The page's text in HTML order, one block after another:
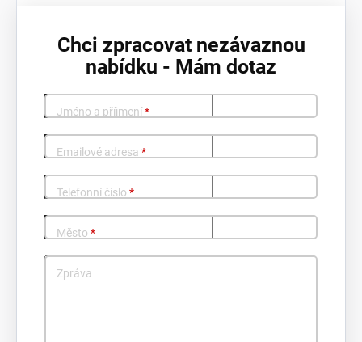
Chci zpracovat nezávaznou
nabídku - Mám dotaz
Jméno a příjmení*
Emailové adresa *
Telefonní číslo *
Město *
Zpráva